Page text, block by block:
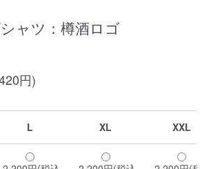
ャツ：樽酒ロゴ
円)
L XL XXL